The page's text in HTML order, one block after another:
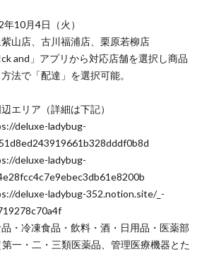
10月4日（火）
山店、古川福浦店、栗原若柳店
and」アプリから対応店舗を選択し商品
法で「配達」を選択可能。
エリア（詳細は下記）
deluxe-ladybug-
deluxe-ladybug-
ladybug-352.notion.site/_-
・冷凍食品・飲料・酒・日用品・医薬部
一・二・三類医薬品、管理医療機器とた